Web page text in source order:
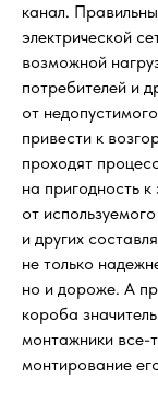
канал.
электрической
возможной
потребителей и
от
привести к
проходят
на пригодность
от
и других
не только
но и дороже. А
короба
монтажники все-
монтирование